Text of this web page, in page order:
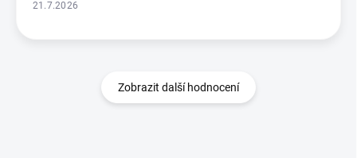
21.7.2026
Zobrazit další hodnocení